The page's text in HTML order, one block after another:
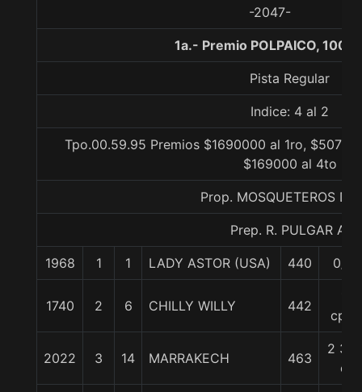
-2047-
1a.- Premio POLPAICO,
Pista Regular
Indice: 4 al 2
Tpo.00.59.95 Premios $1690000 al 1ro,
$169000 al 4to
Prop. MOSQUETEROS DE
Prep. R. PULGAR A.
1968 1 1 LADY ASTOR (USA) 440 0/0
1740 2 6 CHILLY WILLY 442
cpo.
2022 3 14 MARRAKECH 463
2 3/4
c